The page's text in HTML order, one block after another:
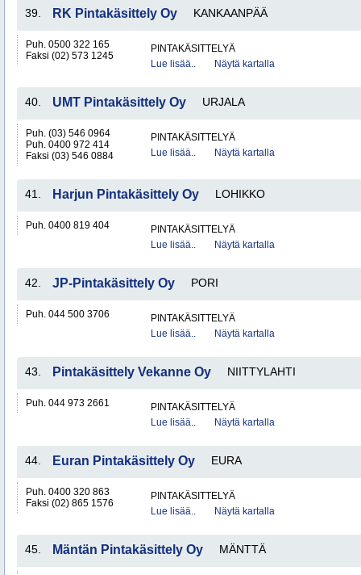
39. RK Pintakäsittely Oy KANKAANPÄÄ
Puh. 0500 322 165
Faksi (02) 573 1245
PINTAKÄSITTELYÄ
Lue lisää..
Näytä kartalla
40. UMT Pintakäsittely Oy URJALA
Puh. (03) 546 0964
Puh. 0400 972 414
Faksi (03) 546 0884
PINTAKÄSITTELYÄ
Lue lisää..
Näytä kartalla
41. Harjun Pintakäsittely Oy LOHIKKO
Puh. 0400 819 404
PINTAKÄSITTELYÄ
Lue lisää..
Näytä kartalla
42. JP-Pintakäsittely Oy PORI
Puh. 044 500 3706
PINTAKÄSITTELYÄ
Lue lisää..
Näytä kartalla
43. Pintakäsittely Vekanne Oy NIITTYLAHTI
Puh. 044 973 2661
PINTAKÄSITTELYÄ
Lue lisää..
Näytä kartalla
44. Euran Pintakäsittely Oy EURA
Puh. 0400 320 863
Faksi (02) 865 1576
PINTAKÄSITTELYÄ
Lue lisää..
Näytä kartalla
45. Mäntän Pintakäsittely Oy MÄNTTÄ